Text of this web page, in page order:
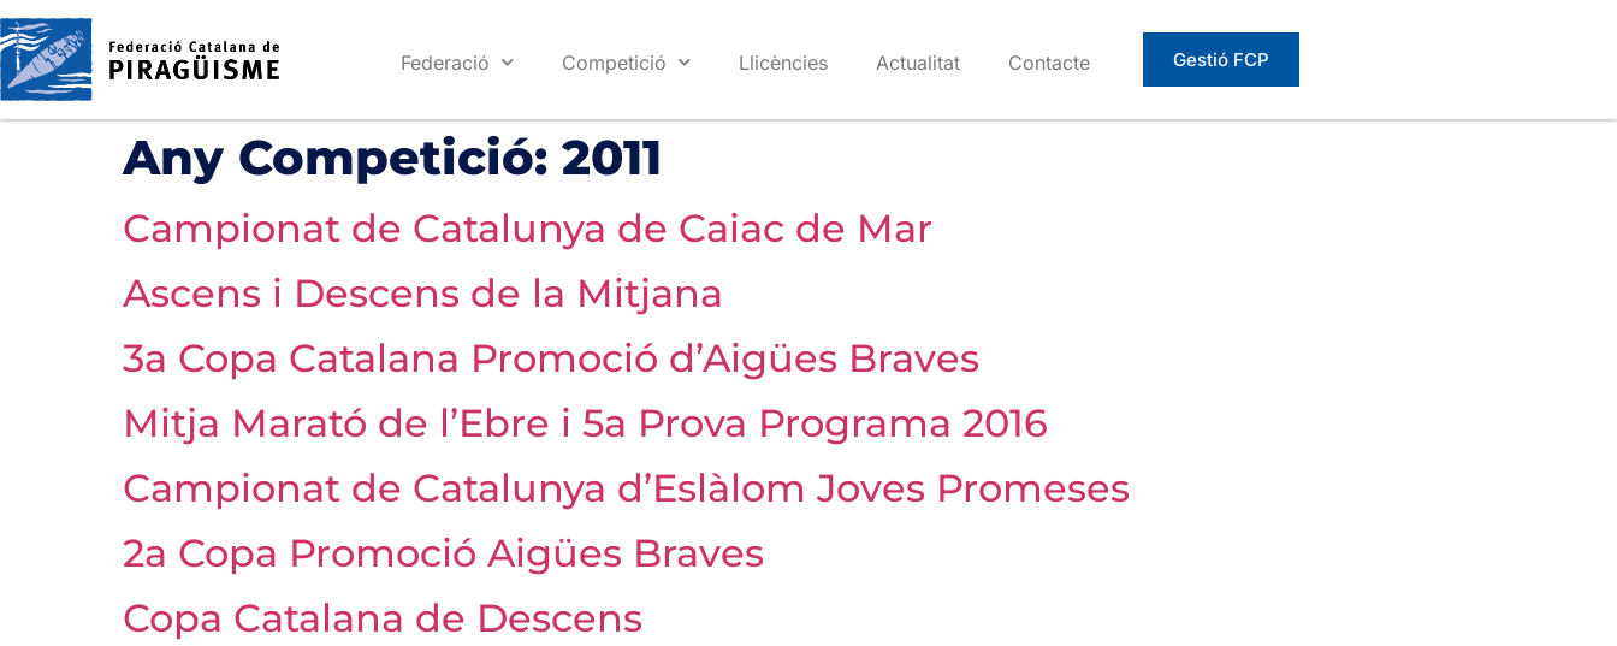
Federació Competició Llicències Actualitat Contacte Gestió FCP
Any Competició: 2011
Campionat de Catalunya de Caiac de Mar
Ascens i Descens de la Mitjana
3a Copa Catalana Promoció d’Aigües Braves
Mitja Marató de l’Ebre i 5a Prova Programa 2016
Campionat de Catalunya d’Eslàlom Joves Promeses
2a Copa Promoció Aigües Braves
Copa Catalana de Descens